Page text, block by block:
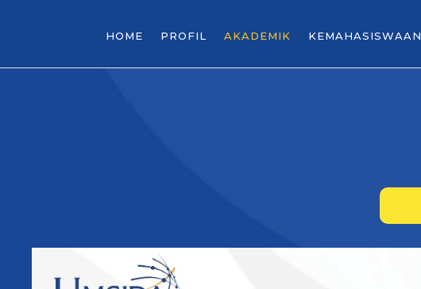
HOME PROFIL AKADEMIK KEMAHASISWAAN